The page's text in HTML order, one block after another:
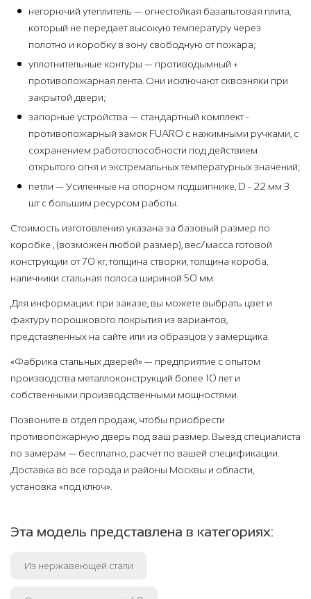
негорючий утеплитель — огнестойкая базальтовая плита,
который не передает высокую температуру через
полотно и коробку в зону свободную от пожара;
уплотнительные контуры — противодымный +
противопожарная лента. Они исключают сквозняки при
закрытой двери;
запорные устройства — стандартный комплект -
противопожарный замок FUARO с нажимными ручками, с
сохранением работоспособности под действием
открытого огня и экстремальных температурных значений;
петли — Усиленные на опорном подшипнике, D - 22 мм 3
шт с большим ресурсом работы.
Стоимость изготовления указана за базовый размер по
коробке , (возможен любой размер), вес/масса готовой
конструкции от 70 кг, толщина створки, толщина короба,
наличники стальная полоса шириной 50 мм.
Для информации: при заказе, вы можете выбрать цвет и
фактуру порошкового покрытия из вариантов,
представленных на сайте или из образцов у замерщика.
«Фабрика стальных дверей» — предприятие с опытом
производства металлоконструкций более 10 лет и
собственными производственными мощностями.
Позвоните в отдел продаж, чтобы приобрести
противопожарную дверь под ваш размер. Выезд специалиста
по замерам — бесплатно, расчет по вашей спецификации.
Доставка во все города и районы Москвы и области,
установка «под ключ».
Эта модель представлена в категориях:
Из нержавеющей стали